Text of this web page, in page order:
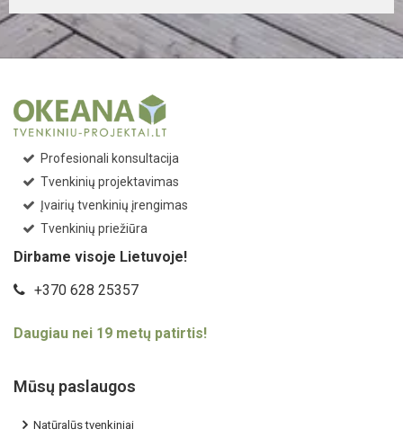
Profesionali konsultacija
Tvenkinių projektavimas
Įvairių tvenkinių įrengimas
Tvenkinių priežiūra
Dirbame visoje Lietuvoje!
+370 628 25357
Daugiau nei 19 metų patirtis!
Mūsų paslaugos
Natūralūs tvenkiniai